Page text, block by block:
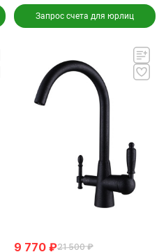
Запрос счета для юрлиц
9 770 ₽21 500 ₽